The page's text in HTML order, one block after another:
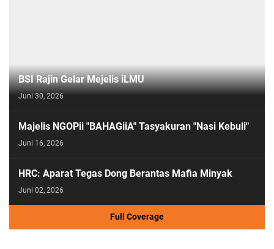
BSI Rajin Gelar Mejelis iLMU
Juni 30, 2026
Majelis NGOPii "BAHAGiiA" Tasyakuran "Nasi Kebuli"
Juni 16, 2026
HRC: Aparat Tegas Dong Berantas Mafia Minyak
Juni 02, 2026
Full Coverage